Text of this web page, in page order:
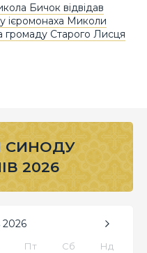
Бичок відвідав
ієромонаха Миколи
громаду Старого Лисця
СИНОДУ
2026
2026
Пт Сб Нд